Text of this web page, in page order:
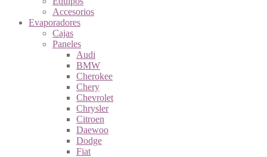
Accesorios
Evaporadores
Cajas
Paneles
Audi
BMW
Cherokee
Chery
Chevrolet
Chrysler
Citroen
Daewoo
Dodge
Fiat